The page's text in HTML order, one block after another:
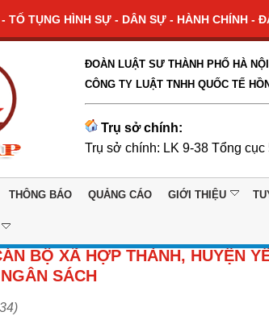
TỐ TỤNG HÌNH SỰ - DÂN SỰ - HÀNH CHÍNH -
ĐOÀN LUẬT SƯ THÀNH PHỐ HÀ NỘI
CÔNG TY LUẬT TNHH QUỐC TẾ
Trụ sở chính:
Trụ sở chính: LK 9-38 Tổng
THÔNG BÁO QUẢNG CÁO GIỚI THIỆU
BỘ XÃ HỢP THÀNH, HUYỆN
SÁCH